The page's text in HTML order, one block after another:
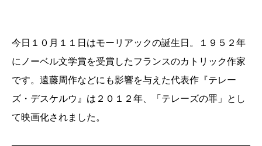
今日１０月１１日はモーリアックの誕生日。１９５２年
にノーベル文学賞を受賞したフランスのカトリック作家
です。遠藤周作などにも影響を与えた代表作『テレー
ズ・デスケルウ』は２０１２年、「テレーズの罪」とし
て映画化されました。